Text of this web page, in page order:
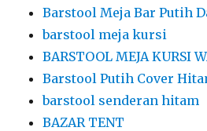
Barstool Meja Bar Putih
barstool meja kursi
BARSTOOL MEJA KURSI
Barstool Putih Cover
barstool senderan hitam
BAZAR TENT